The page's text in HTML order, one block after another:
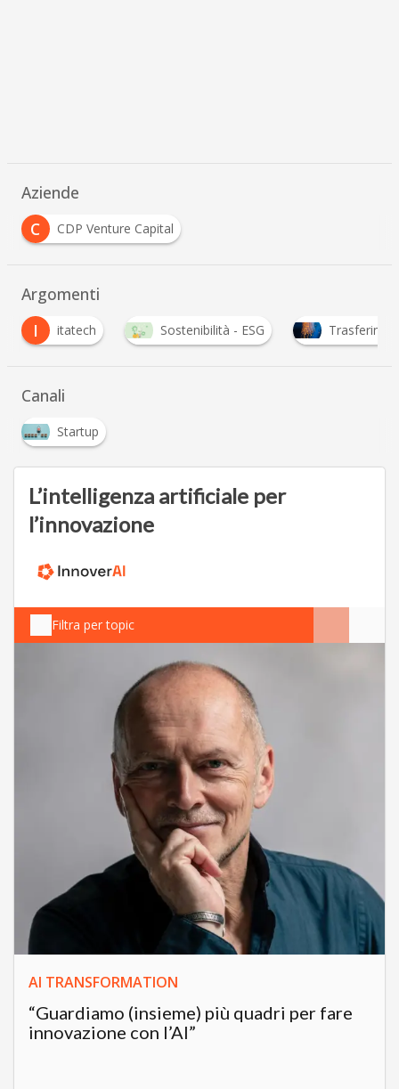
Aziende
C
CDP Venture Capital
Argomenti
Sostenibilità - ESG
Trasferimento Tecnologico
Canali
Startup
L’intelligenza artificiale per
l’innovazione
Filtra per topic
AI TRANSFORMATION
“Guardiamo (insieme) più quadri per fare
innovazione con l’AI”